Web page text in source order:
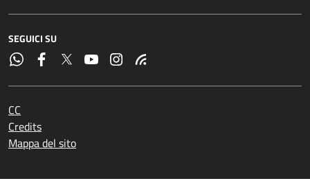
SEGUICI SU
CC
Credits
Mappa del sito